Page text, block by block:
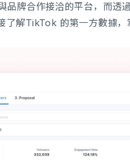
品牌合作接洽的平台，而透
解TikTok 的第一方數據